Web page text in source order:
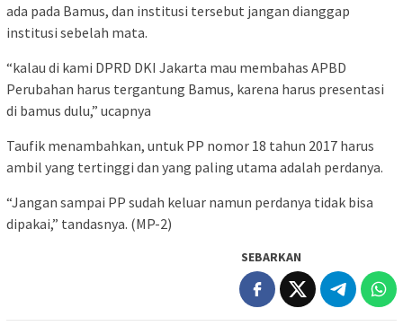
ada pada Bamus, dan institusi tersebut jangan dianggap
institusi sebelah mata.
“kalau di kami DPRD DKI Jakarta mau membahas APBD
Perubahan harus tergantung Bamus, karena harus presentasi
di bamus dulu,” ucapnya
Taufik menambahkan, untuk PP nomor 18 tahun 2017 harus
ambil yang tertinggi dan yang paling utama adalah perdanya.
“Jangan sampai PP sudah keluar namun perdanya tidak bisa
dipakai,” tandasnya. (MP-2)
SEBARKAN